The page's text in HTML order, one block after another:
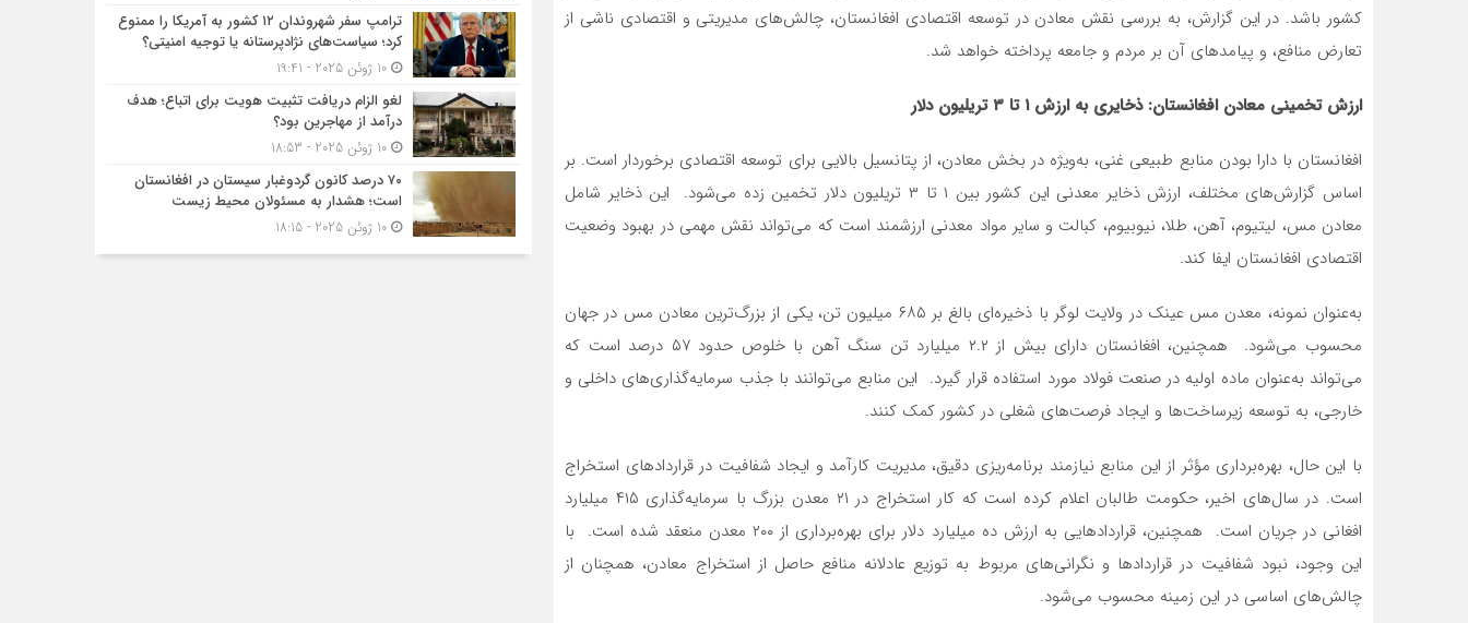
کشور باشد. در این گزارش، به بررسی نقش معادن در توسعه اقتصادی افغانستان، چالش‌های مدیریتی و اقتصادی ناشی از
تعارض منافع، و پیامدهای آن بر مردم و جامعه پرداخته خواهد شد.
ارزش تخمینی معادن افغانستان: ذخایری به ارزش ۱ تا ۳ تریلیون دلار
افغانستان با دارا بودن منابع طبیعی غنی، به‌ویژه در بخش معادن، از پتانسیل بالایی برای توسعه اقتصادی برخوردار است. بر
اساس گزارش‌های مختلف، ارزش ذخایر معدنی این کشور بین ۱ تا ۳ تریلیون دلار تخمین زده می‌شود. این ذخایر شامل
معادن مس، لیتیوم، آهن، طلا، نیوبیوم، کبالت و سایر مواد معدنی ارزشمند است که می‌تواند نقش مهمی در بهبود وضعیت
اقتصادی افغانستان ایفا کند.
به‌عنوان نمونه، معدن مس عینک در ولایت لوگر با ذخیره‌ای بالغ بر ۶۸۵ میلیون تن، یکی از بزرگ‌ترین معادن مس در جهان
محسوب می‌شود. همچنین، افغانستان دارای بیش از ۲.۲ میلیارد تن سنگ آهن با خلوص حدود ۵۷ درصد است که
می‌تواند به‌عنوان ماده اولیه در صنعت فولاد مورد استفاده قرار گیرد. این منابع می‌توانند با جذب سرمایه‌گذاری‌های داخلی و
خارجی، به توسعه زیرساخت‌ها و ایجاد فرصت‌های شغلی در کشور کمک کنند.
با این حال، بهره‌برداری مؤثر از این منابع نیازمند برنامه‌ریزی دقیق، مدیریت کارآمد و ایجاد شفافیت در قراردادهای استخراج
است. در سال‌های اخیر، حکومت طالبان اعلام کرده است که کار استخراج در ۲۱ معدن بزرگ با سرمایه‌گذاری ۴۱۵ میلیارد
افغانی در جریان است. همچنین، قراردادهایی به ارزش ده میلیارد دلار برای بهره‌برداری از ۲۰۰ معدن منعقد شده است. با
این وجود، نبود شفافیت در قراردادها و نگرانی‌های مربوط به توزیع عادلانه منافع حاصل از استخراج معادن، همچنان از
چالش‌های اساسی در این زمینه محسوب می‌شود.
ترامپ سفر شهروندان ۱۲ کشور به آمریکا را ممنوع
کرد؛ سیاست‌های نژادپرستانه یا توجیه امنیتی؟
10 ژوئن 2025 - 19:41
لغو الزام دریافت تثبیت هویت برای اتباع؛ هدف
درآمد از مهاجرین بود؟
10 ژوئن 2025 - 18:53
۷۰ درصد کانون گردوغبار سیستان در افغانستان
است؛ هشدار به مسئولان محیط زیست
10 ژوئن 2025 - 18:15